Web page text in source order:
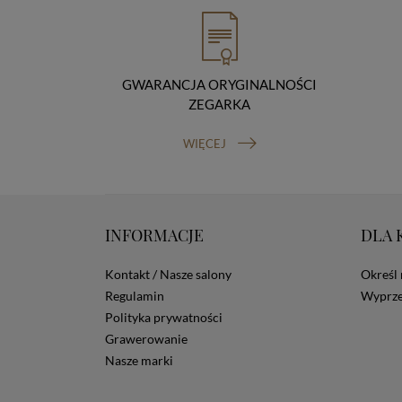
GWARANCJA ORYGINALNOŚCI
ZEGARKA
WIĘCEJ
INFORMACJE
Kontakt / Nasze salony
Regulamin
Polityka prywatności
Grawerowanie
Nasze marki
DLA
Określ